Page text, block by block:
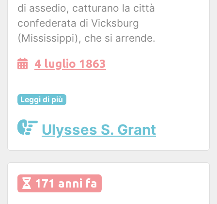
di assedio, catturano la città
confederata di Vicksburg
(Mississippi), che si arrende.
4 luglio 1863
Leggi di più
Ulysses S. Grant
171 anni fa